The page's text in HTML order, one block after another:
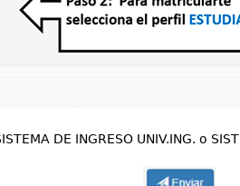
DE INGRESO UNIV.ING. o